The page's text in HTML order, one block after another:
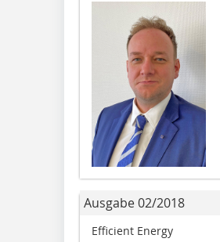
Ausgabe 02/2018
Efficient Energy